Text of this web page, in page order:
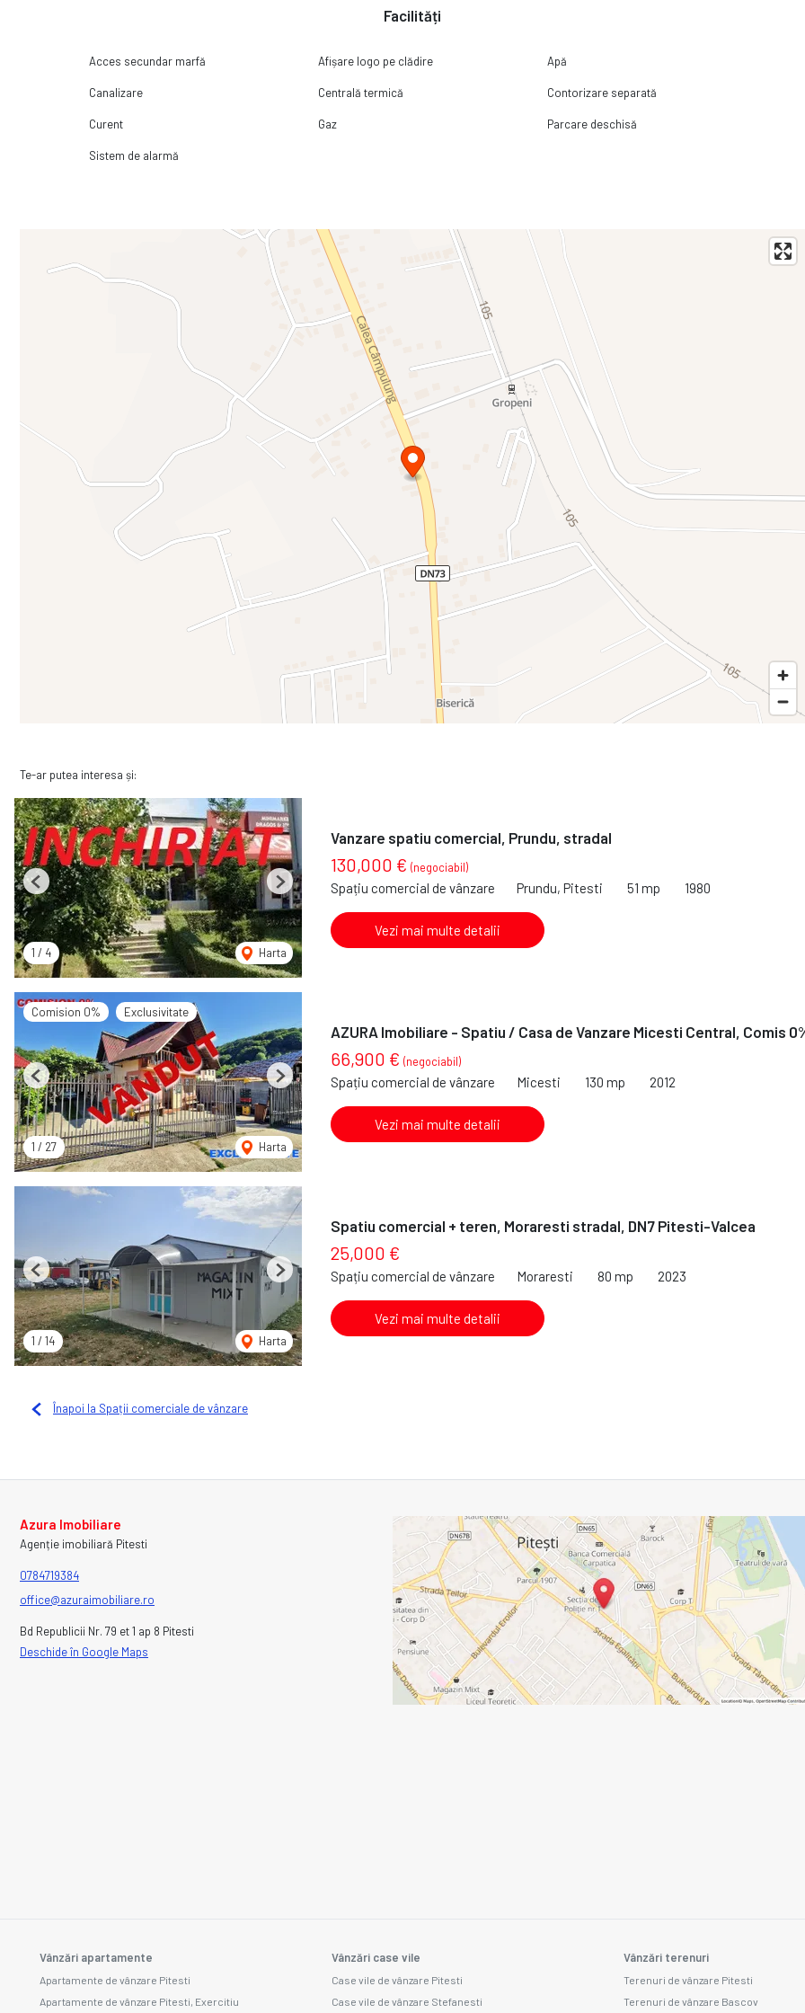
Facilități
Acces secundar marfă Afișare logo pe clădire Apă
Canalizare Centrală termică Contorizare separată
Curent Gaz Parcare deschisă
Sistem de alarmă
Te-ar putea interesa și:
1 / 4 Harta
Previous Next
Vanzare spatiu comercial, Prundu, stradal
130,000 € (negociabil)
Spațiu comercial de vânzare Prundu, Pitesti 51 mp 1980
Vezi mai multe detalii
Comision 0% Exclusivitate
1 / 27 Harta
Previous Next
AZURA Imobiliare - Spatiu / Casa de Vanzare Micesti Central, Comis
66,900 € (negociabil)
Spațiu comercial de vânzare Micesti 130 mp 2012
Vezi mai multe detalii
1 / 14 Harta
Previous Next
Spatiu comercial + teren, Moraresti stradal, DN7 Pitesti-Valcea
25,000 €
Spațiu comercial de vânzare Moraresti 80 mp 2023
Vezi mai multe detalii
Înapoi la Spații comerciale de vânzare
Azura Imobiliare
Agenție imobiliară Pitesti
0784719384
office@azuraimobiliare.ro
Bd Republicii Nr. 79 et 1 ap 8 Pitesti
Deschide în Google Maps
Vânzări apartamente
Apartamente de vânzare Pitesti
Apartamente de vânzare Pitesti, Exercitiu
Vânzări case vile
Case vile de vânzare Pitesti
Case vile de vânzare Stefanesti
Vânzări terenuri
Terenuri de vânzare Pitesti
Terenuri de vânzare Bascov